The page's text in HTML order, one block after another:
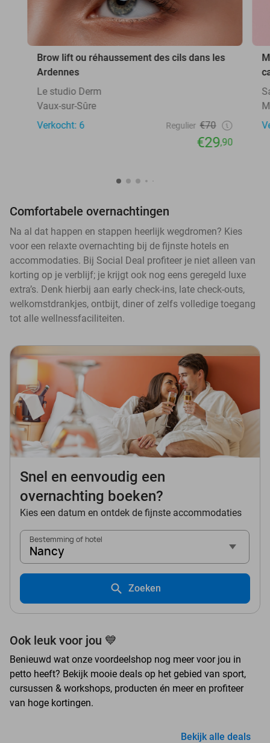
Brow lift ou réhaussement des cils dans les
Ardennes
Le studio Derm
Vaux-sur-Sûre
Verkocht: 6
Regulier €70
€29,90
Comfortabele overnachtingen
Na al dat happen en stappen heerlijk wegdromen? Kies
voor een relaxte overnachting bij de fijnste hotels en
accommodaties. Bij Social Deal profiteer je niet alleen van
korting op je verblijf; je krijgt ook nog eens geregeld luxe
extra’s. Denk hierbij aan early check-ins, late check-outs,
welkomstdrankjes, ontbijt, diner of zelfs volledige toegang
tot alle wellnessfaciliteiten.
Snel en eenvoudig een
overnachting boeken?
Kies een datum en ontdek de fijnste accommodaties
Bestemming of hotel
Nancy
Zoeken
Ook leuk voor jou 💙
Benieuwd wat onze voordeelshop nog meer voor jou in
petto heeft? Bekijk mooie deals op het gebied van sport,
cursussen & workshops, producten én meer en profiteer
van hoge kortingen.
Bekijk alle deals